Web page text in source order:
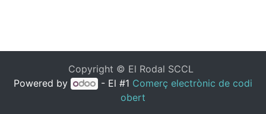
Copyright © El Rodal SCCL
Powered by
- El #1 Comerç electrònic de codi
obert